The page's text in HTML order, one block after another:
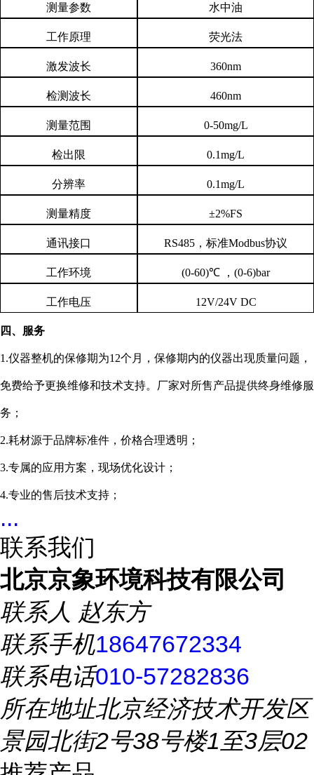
测量参数 水中油
工作原理 荧光法
激发波长 360nm
检测波长 460nm
测量范围 0-50mg/L
检出限 0.1mg/L
分辨率 0.1mg/L
测量精度 ±2%FS
通讯接口 RS485 ，标准Modbus协议
工作环境 (0-60)℃ ， (0-6)bar
工作电压 12V/24V DC
四、服务
1.仪器整机的保修期为12个月，保修期内的仪器出现质量问题，
免费给予更换维修和技术支持。 厂家对所售产品提供终身维修服
务；
2.耗材源于品牌标准件，价格合理透明；
3.专属的应用方案， 现场优化设计 ；
4.专业的售后技术支持 ；
...
联系我们
北京京象环境科技有限公司
联系人 赵东方
联系手机18647672334
联系电话010-57282836
所在地址北京经济技术开发区
景园北街2号38号楼1至3层02